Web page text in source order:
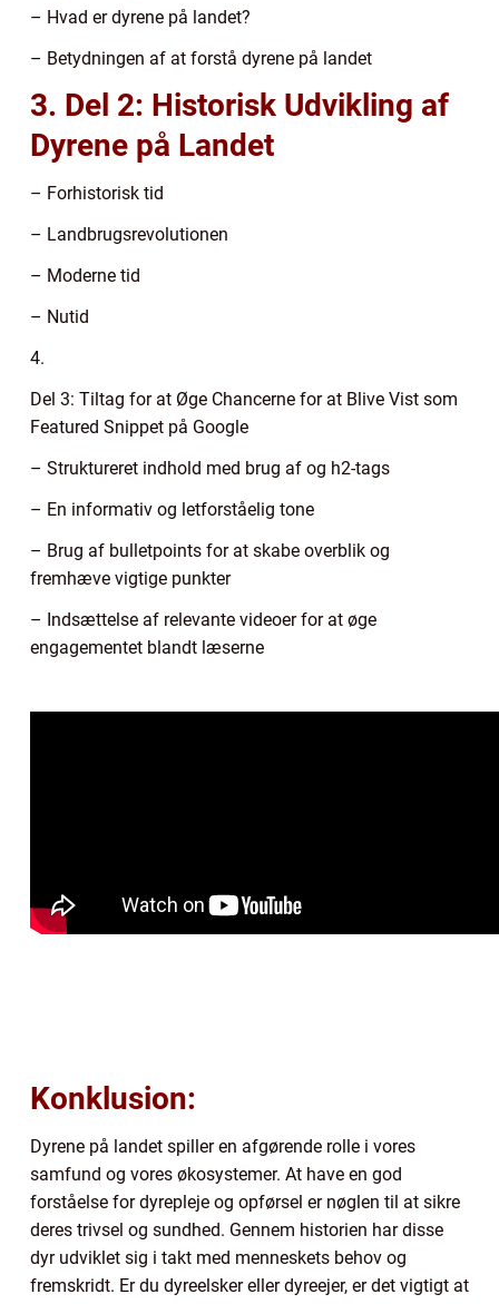
– Hvad er dyrene på landet?
– Betydningen af at forstå dyrene på landet
3. Del 2: Historisk Udvikling af
Dyrene på Landet
– Forhistorisk tid
– Landbrugsrevolutionen
– Moderne tid
– Nutid
4.
Del 3: Tiltag for at Øge Chancerne for at Blive Vist som
Featured Snippet på Google
– Struktureret indhold med brug af og h2-tags
– En informativ og letforståelig tone
– Brug af bulletpoints for at skabe overblik og
fremhæve vigtige punkter
– Indsættelse af relevante videoer for at øge
engagementet blandt læserne
Konklusion:
Dyrene på landet spiller en afgørende rolle i vores
samfund og vores økosystemer. At have en god
forståelse for dyrepleje og opførsel er nøglen til at sikre
deres trivsel og sundhed. Gennem historien har disse
dyr udviklet sig i takt med menneskets behov og
fremskridt. Er du dyreelsker eller dyreejer, er det vigtigt at